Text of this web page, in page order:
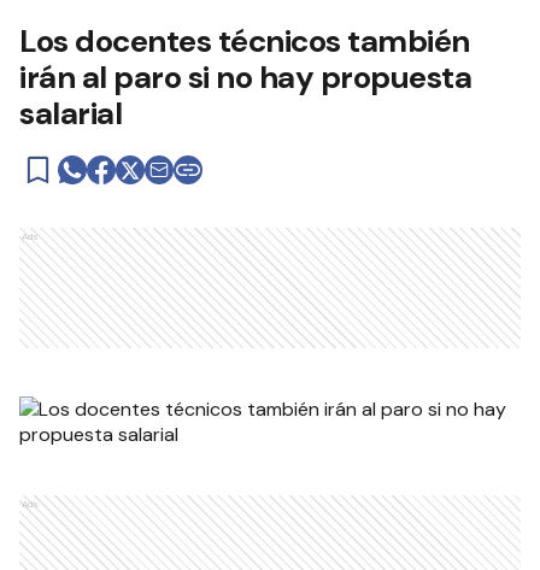
Los docentes técnicos también
irán al paro si no hay propuesta
salarial
Ads
Ads